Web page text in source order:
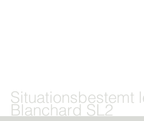
Situationsbestemt
Blanchard SL2